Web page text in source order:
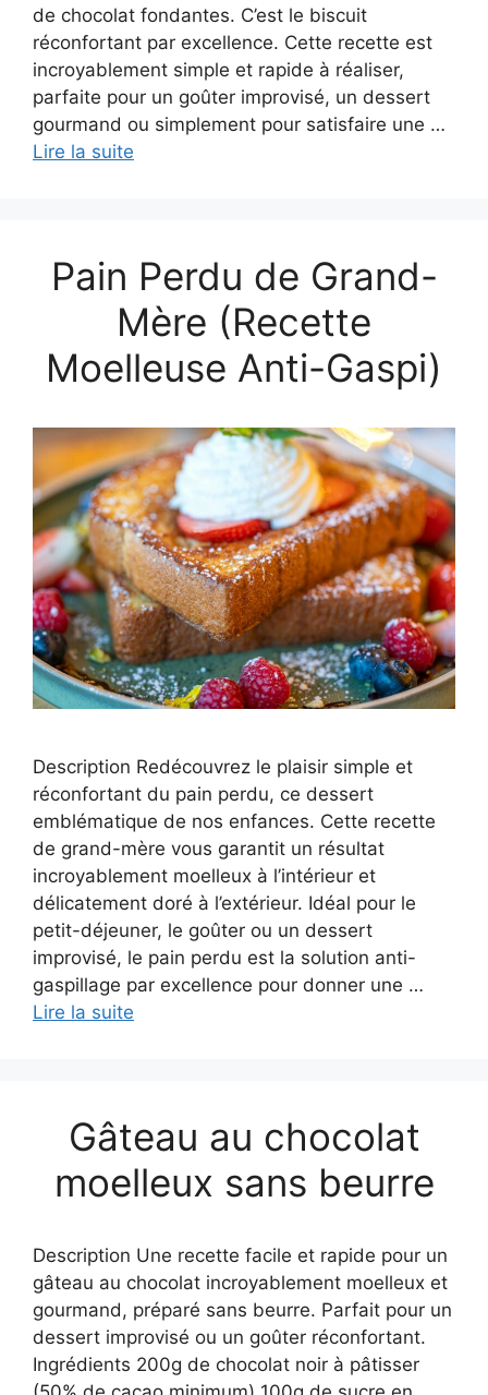
de chocolat fondantes. C’est le biscuit
réconfortant par excellence. Cette recette est
incroyablement simple et rapide à réaliser,
parfaite pour un goûter improvisé, un dessert
gourmand ou simplement pour satisfaire une …
Lire la suite
Pain Perdu de Grand-
Mère (Recette
Moelleuse Anti-Gaspi)
Description Redécouvrez le plaisir simple et
réconfortant du pain perdu, ce dessert
emblématique de nos enfances. Cette recette
de grand-mère vous garantit un résultat
incroyablement moelleux à l’intérieur et
délicatement doré à l’extérieur. Idéal pour le
petit-déjeuner, le goûter ou un dessert
improvisé, le pain perdu est la solution anti-
gaspillage par excellence pour donner une …
Lire la suite
Gâteau au chocolat
moelleux sans beurre
Description Une recette facile et rapide pour un
gâteau au chocolat incroyablement moelleux et
gourmand, préparé sans beurre. Parfait pour un
dessert improvisé ou un goûter réconfortant.
Ingrédients 200g de chocolat noir à pâtisser